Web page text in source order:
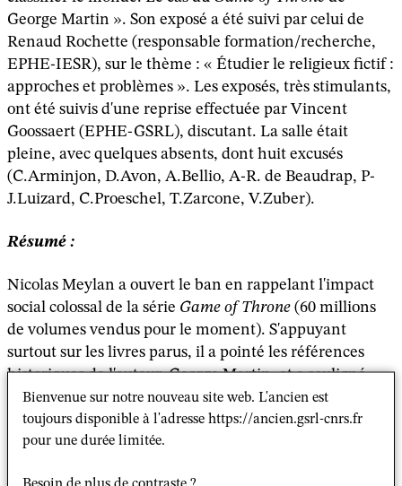
George Martin ». Son exposé a été suivi par celui de
Renaud Rochette (responsable formation/recherche,
EPHE-IESR), sur le thème : « Étudier le religieux fictif :
approches et problèmes ». Les exposés, très stimulants,
ont été suivis d'une reprise effectuée par Vincent
Goossaert (EPHE-GSRL), discutant. La salle était
pleine, avec quelques absents, dont huit excusés
(C.Arminjon, D.Avon, A.Bellio, A-R. de Beaudrap, P-
J.Luizard, C.Proeschel, T.Zarcone, V.Zuber).
Résumé :
Nicolas Meylan a ouvert le ban en rappelant l'impact
social colossal de la série Game of Throne (60 millions
de volumes vendus pour le moment). S'appuyant
surtout sur les livres parus, il a pointé les références
historiques de l'auteur, George Martin, et a souligné
l'ampleur des interprétations possibles. Il a notamment
mentionné l'ouvrageLe trône de fer ou le pouvoir de
sangde Stéphane Rolet (Presses Universitaires François
Bienvenue sur notre nouveau site web. L'ancien est
toujours disponible à l'adresse https://ancien.gsrl-cnrs.fr
pour une durée limitée.